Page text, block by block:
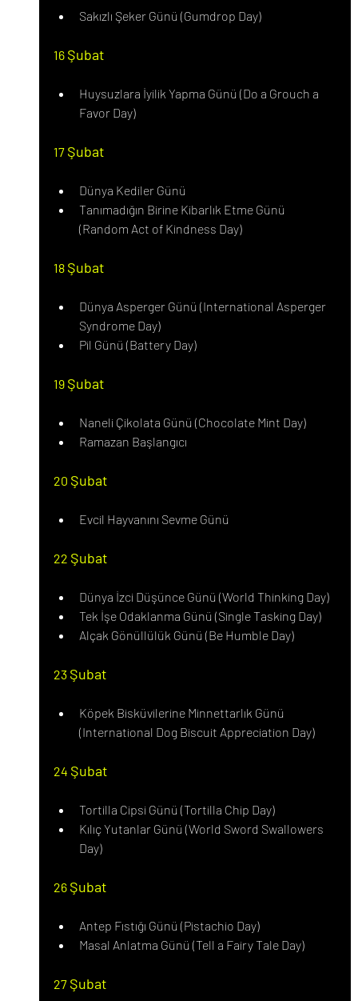
Sakızlı Şeker Günü (Gumdrop Day)
16 Şubat
Huysuzlara İyilik Yapma Günü (Do a Grouch a
Favor Day)
17 Şubat
Dünya Kediler Günü
Tanımadığın Birine Kibarlık Etme Günü
(Random Act of Kindness Day)
18 Şubat
Dünya Asperger Günü (International Asperger
Syndrome Day)
Pil Günü (Battery Day)
19 Şubat
Naneli Çikolata Günü (Chocolate Mint Day)
Ramazan Başlangıcı
20 Şubat
Evcil Hayvanını Sevme Günü
22 Şubat
Dünya İzci Düşünce Günü (World Thinking Day)
Tek İşe Odaklanma Günü (Single Tasking Day)
Alçak Gönüllülük Günü (Be Humble Day)
23 Şubat
Köpek Bisküvilerine Minnettarlık Günü
(International Dog Biscuit Appreciation Day)
24 Şubat
Tortilla Cipsi Günü (Tortilla Chip Day)
Kılıç Yutanlar Günü (World Sword Swallowers
Day)
26 Şubat
Antep Fıstığı Günü (Pistachio Day)
Masal Anlatma Günü (Tell a Fairy Tale Day)
27 Şubat